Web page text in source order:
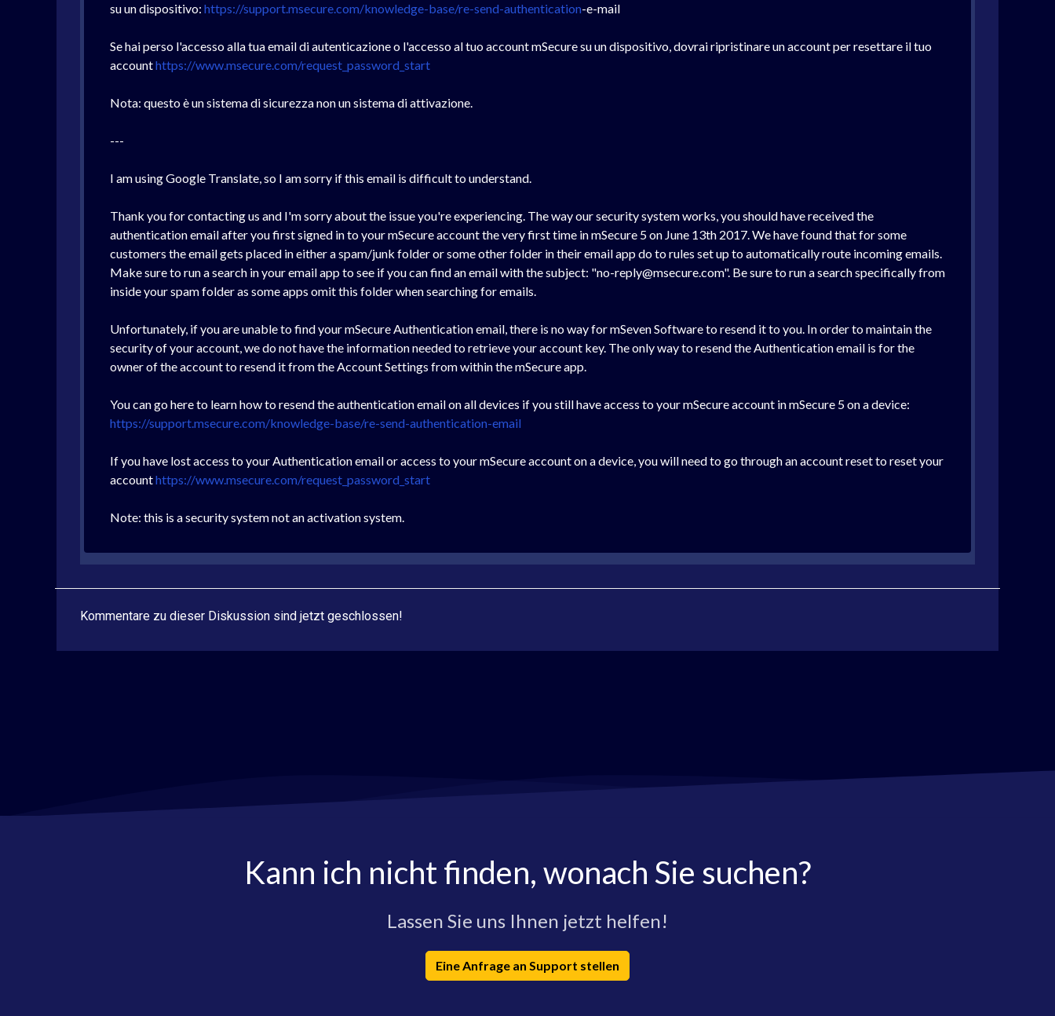
su un dispositivo: https://support.msecure.com/knowledge-base/re-send-authentication-e-mail
Se hai perso l'accesso alla tua email di autenticazione o l'accesso al tuo account mSecure su un dispositivo, dovrai ripristinare un account per resettare il tuo
accounthttps://www.msecure.com/request_password_start
Nota: questo è un sistema di sicurezza non un sistema di attivazione.
---
I am using Google Translate, so I am sorry if this email is difficult to understand.
Thank you for contacting us and I'm sorry about the issue you're experiencing. The way our security system works, you should have received the
authentication email after you first signed in to your mSecure account the very first time in mSecure 5 on June 13th 2017. We have found that for some
customers the email gets placed in either a spam/junk folder or some other folder in their email app do to rules set up to automatically route incoming emails.
Make sure to run a search in your email app to see if you can find an email with the subject: "no-reply@msecure.com". Be sure to run a search specifically from
inside your spam folder as some apps omit this folder when searching for emails.
Unfortunately, if you are unable to find your mSecure Authentication email, there is no way for mSeven Software to resend it to you. In order to maintain the
security of your account, we do not have the information needed to retrieve your account key. The only way to resend the Authentication email is for the
owner of the account to resend it from the Account Settings from within the mSecure app.
You can go here to learn how to resend the authentication email on all devices if you still have access to your mSecure account in mSecure 5 on a device:
https://support.msecure.com/knowledge-base/re-send-authentication-email
If you have lost access to your Authentication email or access to your mSecure account on a device, you will need to go through an account reset to reset your
accounthttps://www.msecure.com/request_password_start
Note: this is a security system not an activation system.
Kommentare zu dieser Diskussion sind jetzt geschlossen!
Kann ich nicht finden, wonach Sie suchen?
Lassen Sie uns Ihnen jetzt helfen!
Eine Anfrage an Support stellen